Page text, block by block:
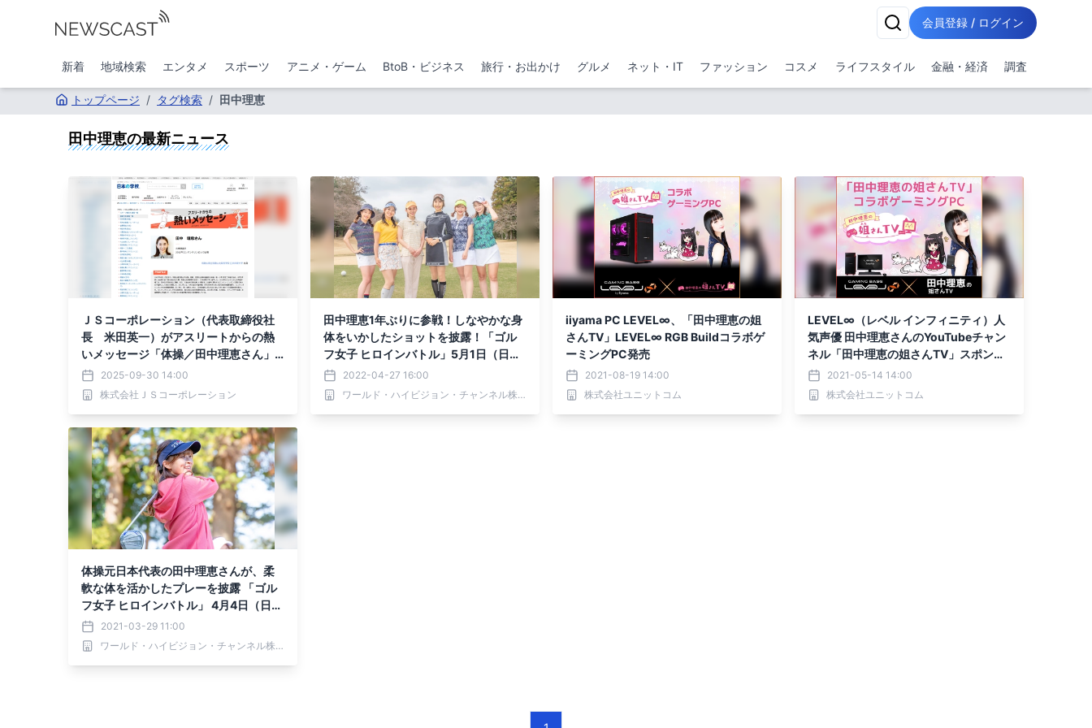
会員登録 / ログイン
新着 地域検索 エンタメ スポーツ アニメ・ゲーム BtoB・ビジネス 旅行・お出かけ グルメ ネット・IT ファッション コスメ ライフスタイル 金融・経済 調査
トップページ / タグ検索 / 田中理恵
田中理恵の最新ニュース
ＪＳコーポレーション（代表取締役社
長 米田英一）がアスリートからの熱
いメッセージ「体操／田中理恵さん」
を公開しました。
2025-09-30 14:00
株式会社ＪＳコーポレーション
田中理恵1年ぶりに参戦！しなやかな身
体をいかしたショットを披露！「ゴル
フ女子 ヒロインバトル」5月1日（日）
夕方6時30分 BS12で放送！
2022-04-27 16:00
ワールド・ハイビジョン・チャンネル株式会社
iiyama PC LEVEL∞、「田中理恵の姐
さんTV」LEVEL∞ RGB Buildコラボゲ
ーミングPC発売
2021-08-19 14:00
株式会社ユニットコム
LEVEL∞（レベル インフィニティ）人
気声優 田中理恵さんのYouTubeチャン
ネル「田中理恵の姐さんTV」スポンサ
ー契約を発表。コラボゲーミングPCも
発売！お得な「記念WEBクーポン」も
配布！
2021-05-14 14:00
株式会社ユニットコム
体操元日本代表の田中理恵さんが、柔
軟な体を活かしたプレーを披露 「ゴル
フ女子 ヒロインバトル」 4月4日（日）
ひる1時30分 BS12で放送！
2021-03-29 11:00
ワールド・ハイビジョン・チャンネル株式会社